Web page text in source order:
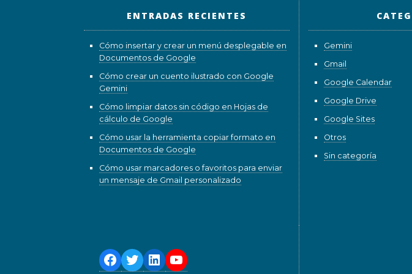
ENTRADAS RECIENTES
Cómo insertar y crear un menú desplegable en
Documentos de Google
Cómo crear un cuento ilustrado con Google
Gemini
Cómo limpiar datos sin código en Hojas de
cálculo de Google
Cómo usar la herramienta copiar formato en
Documentos de Google
Cómo usar marcadores o favoritos para enviar
un mensaje de Gmail personalizado
Gemini
Gmail
Google Calendar
Google Drive
Google Sites
Otros
Sin categoría